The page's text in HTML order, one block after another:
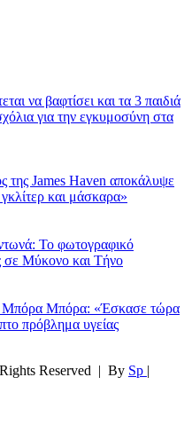
να βαφτίσει και τα 3 παιδιά
για την εγκυμοσύνη στα
της James Haven αποκάλυψε
και μάσκαρα»
Το φωτογραφικό
σε Μύκονο και Τήνο
Μπόρα Μπόρα: «Έσκασε τώρα
πρόβλημα υγείας
Reserved | By Sp |